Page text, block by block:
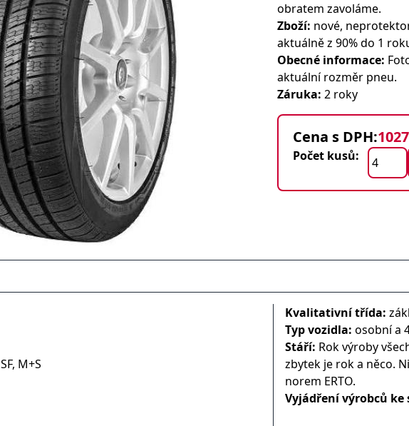
obratem zavoláme.
Zboží: nové,
aktuálně z 90% do 1
Obecné informace:
aktuální rozměr pneu.
Záruka: 2 roky
Cena s DPH:
Počet kusů:
M+S
Kvalitativní třída:
Typ vozidla: osobní a
Stáří: Rok výroby
zbytek je rok a něco.
norem ERTO.
Vyjádření výrobců ke